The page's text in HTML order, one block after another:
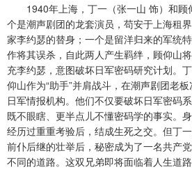
第25集 第26集
第28集 第29集
第31集 第32集
第34集 第35集
1940年上海，丁一（张一山 饰）和
个是潮声剧团的龙套演员，苟安于上海租
家李约瑟的替身；一个是留洋归来的军统
作将其误杀，自此两人产生羁绊，顾仰山
充李约瑟，意图破坏日军密码研究计划。
仰山作为“助手”并肩战斗，在潮声剧团老
日军情报机构。他们不仅要破坏日军密码
既不眼瞎、更半点儿不懂密码学的事实。
经历过重重考验后，结成生死之交。但丁
前仆后继的壮举后，秘密成为了一名共产
不同的道路。这双兄弟即将面临着人生道